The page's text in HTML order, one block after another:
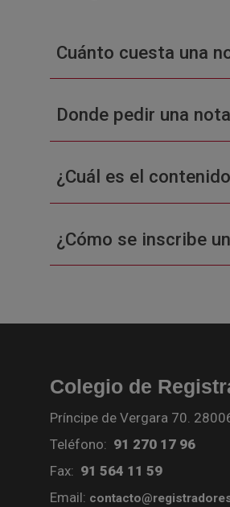
Cuánto cuesta una
Donde pedir una
¿Cuál es el
¿Cómo se inscribe
Colegio de
Príncipe de Vergara 70.
Teléfono: 91 270 17 96
Fax: 91 564 11 59
Email: